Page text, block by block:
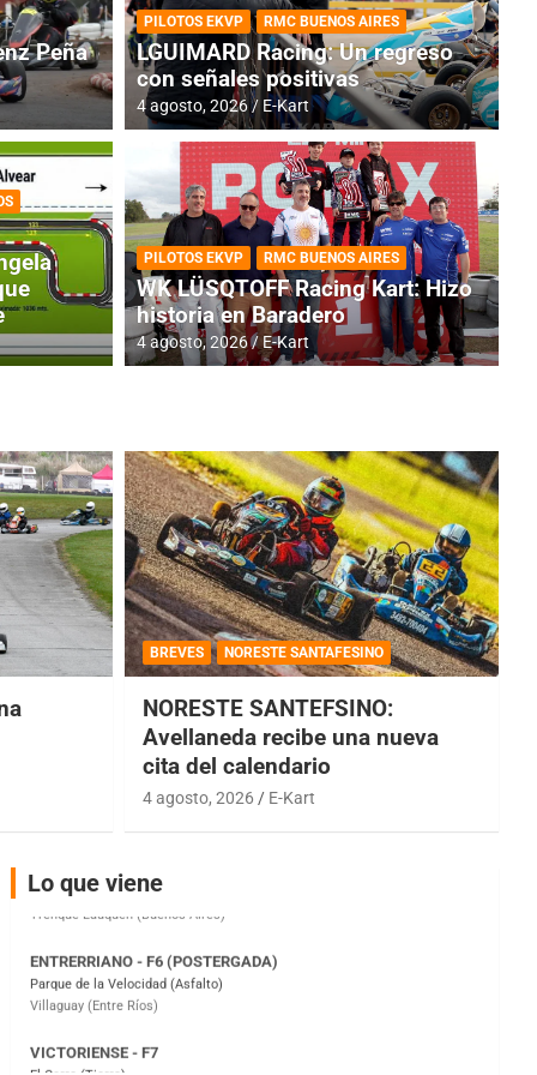
Horarios para la
Peña
PILOTOS EKVP RMC BUENOS AIRES
LGUIMARD Racing: Un regreso
con señales positivas
4 agosto, 2026 E-Kart
PILOTOS EKVP RMC BUENOS AIRES
WK LÜSQTOFF Racing Kart: Hizo
historia en Baradero
4 agosto, 2026 E-Kart
BREVES NORESTE SANTAFESINO
NORESTE SANTEFSINO:
Avellaneda recibe una nueva
cita del calendario
4 agosto, 2026 E-Kart
Lo que viene
COBERTURA ESPECIAL DE E-KART.COM.AR
08/09-AGO
IAME SERIES ARGENTINA 6
Ramiro Tot (Asfalto)
Ciudad de Trenque Lauquen (Asfalto)
ENTRERRIANO - F6 (POSTERGADA)
Villaguay (Entre Ríos)
VICTORIENSE - F7
Victoria (Entre Ríos)
PATAGONICO - F6
Gral. E. Godoy (Río Negro)